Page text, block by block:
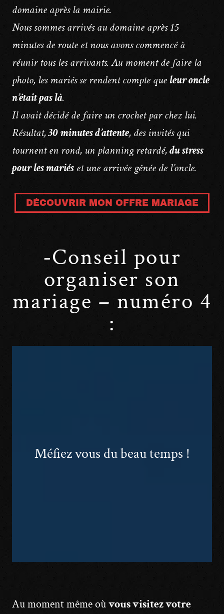
domaine après la mairie.
Nous sommes arrivés au domaine après 15
minutes de route et nous avons commencé à
réunir tous les arrivants. Au moment de faire la
photo, les mariés se rendent compte queleur oncle
n’était pas là.
Il avait décidé de faire un crochet par chez lui.
Résultat,30 minutes d’attente, des invités qui
tournent en rond, un planning retardé,du stress
pour les mariés et une arrivée gênée de l’oncle.
DÉCOUVRIR MON OFFRE MARIAGE
-Conseil pour
organiser son
mariage – numéro 4
:
Méfiez vous du beau temps !
Au moment même oùvous visitez votre